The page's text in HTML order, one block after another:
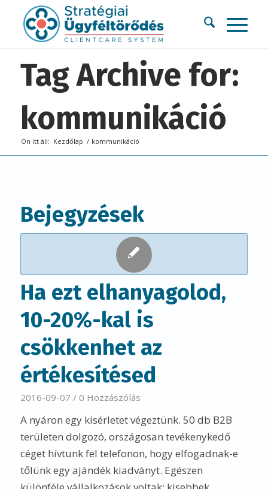
Tag Archive for:
kommunikáció
Ön itt áll: Kezdőlap / kommunikáció
Bejegyzések
Ha ezt elhanyagolod,
10-20%-kal is
csökkenhet az
értékesítésed
2016-09-07 / 0 Hozzászólás
A nyáron egy kisérletet végeztünk. 50 db B2B
területen dolgozó, országosan tevékenykedő
céget hívtunk fel telefonon, hogy elfogadnak-e
tőlünk egy ajándék kiadványt. Egészen